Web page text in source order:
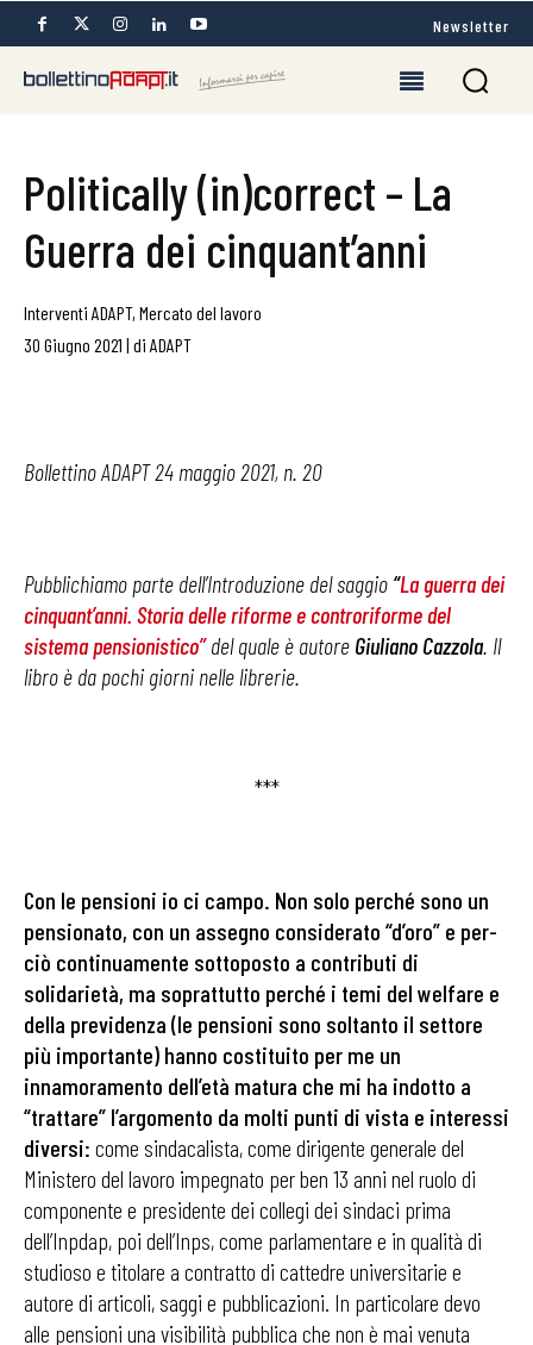
Newsletter
Politically (in)correct – La
Guerra dei cinquant’anni
Interventi ADAPT, Mercato del lavoro
30 Giugno 2021 | di ADAPT
Bollettino ADAPT 24 maggio 2021, n. 20
Pubblichiamo parte dell’Introduzione del saggio “La guerra dei
cinquant’anni. Storia delle riforme e controriforme del
sistema pensionistico”del quale è autore Giuliano Cazzola. Il
libro è da pochi giorni nelle librerie.
***
Con le pensioni io ci campo. Non solo perché sono un
pensionato, con un assegno considerato “d’oro” e per­
ciò continuamente sottoposto a contributi di
solidarietà, ma soprattutto perché i temi del welfare e
della previ­denza (le pensioni sono soltanto il settore
più importan­te) hanno costituito per me un
innamoramento dell’età matura che mi ha indotto a
“trattare” l’argomento da molti punti di vista e interessi
diversi: come sindaca­lista, come dirigente generale del
Ministero del lavoro impegnato per ben 13 anni nel ruolo di
componente e presidente dei collegi dei sindaci prima
dell’Inpdap, poi dell’Inps, come parlamentare e in qualità di
studioso e titolare a contratto di cattedre universitarie e
autore di articoli, saggi e pubblicazioni. In particolare devo
alle pensioni una visibilità pubblica che non è mai venuta